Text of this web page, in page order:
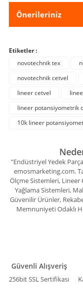
Önerileriniz
Etiketler :
novotechnik tex
novotechnik cetvel
lineer cetvel
lineer potansiyometrik
10k lineer
"Endüstriyel Yedek
emosmarketing.com.
Ölçme Sistemleri, Lineer
Yağlama Sistemleri,
Güvenilir Ürünler,
Memnuniyeti Odaklı
Güvenli Alışveriş
256bit SSL Sertifikası